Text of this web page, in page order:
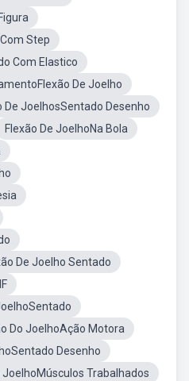
Step
Com Elastico
De Joelho
De JoelhosSentado Desenho
Flexão De JoelhoNa Bola
De Joelho Sentado
Do JoelhoAção Motora
Desenho
JoelhoMúsculos Trabalhados